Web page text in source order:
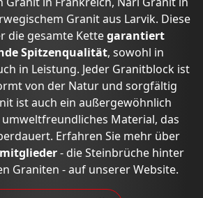
Granit aus Larvik. Diese
die gesamte Kettegarantiert
Spitzenqualität, sowohl in
in Leistung. Jeder Granitblock ist
von der Natur und sorgfältig
ist auch ein außergewöhnlich
Material, das
Erfahren Sie mehr über
- die Steinbrüche hinter
Graniten - auf unserer Website.